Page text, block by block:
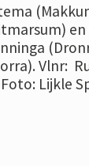
Vlnr:
Lijkle